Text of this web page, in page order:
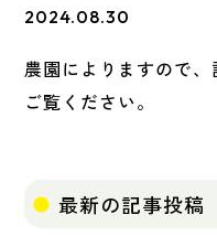
2024.08.30
農園によりますので
ご覧ください。
最新の記事投稿